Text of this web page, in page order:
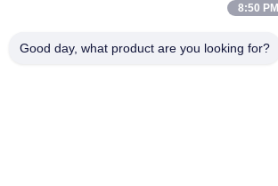
8:50 PM
Good day, what product are you looking for?